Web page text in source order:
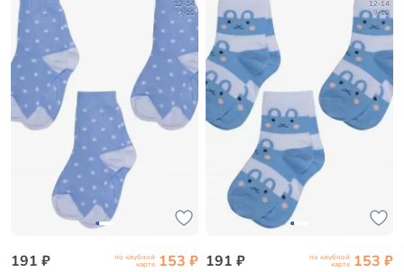
12-14
9-10
191 ₽ по клубной
карте 153 ₽
12-14
9-10
191 ₽ по клубной
карте 153 ₽